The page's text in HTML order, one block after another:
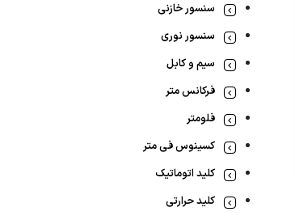
سنسور خازنی
سنسور نوری
سیم و کابل
فرکانس متر
فلومتر
کسینوس فی متر
کلید اتوماتیک
کلید حرارتی